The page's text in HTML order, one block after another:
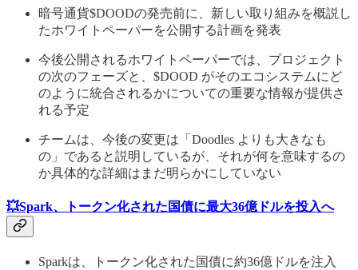
暗号通貨$DOODの発売前に、新しい取り組みを概説し
たホワイトペーパーを公開する計画を発表
今後公開されるホワイトペーパーでは、プロジェクト
の次のフェーズと、$DOOD がそのエコシステムにど
のように統合されるかについての重要な情報が提供さ
れる予定
チームは、今後の変更は「Doodles よりも大きなも
の」であると説明しているが、それが何を意味するの
か具体的な詳細はまだ明らかにしていない
💥Spark、トークン化された国債に最大36億ドルを投入へ
Sparkは、トークン化された国債に約36億ドルを注入